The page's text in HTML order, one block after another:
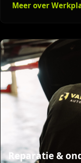
Meer over
Reparatie &